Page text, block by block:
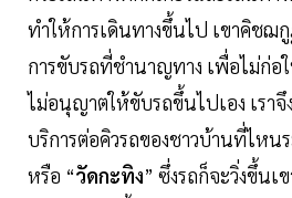
ทำให้การเดินทางขึ้นไป เขาคิชฌ
การขับรถที่ชำนาญทาง เพื่อไม่ก่อ
ไม่อนุญาตให้ขับรถขึ้นไปเอง เราจึ
บริการต่อคิวรถของชาวบ้านที่ไหนร
หรือ “วัดกะทิง” ซึ่งรถก็จะวิ่งขึ้นเ